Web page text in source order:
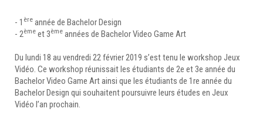
- 1 ère année de Bachelor Design
- 2ème et 3ème années de Bachelor Video Game Art
Du lundi 18 au vendredi 22 février 2019 s’est tenu le workshop Jeux
Vidéo. Ce workshop réunissait les étudiants de 2e et 3e année du
Bachelor Video Game Art ainsi que les étudiants de 1re année du
Bachelor Design qui souhaitent poursuivre leurs études en Jeux
Vidéo l’an prochain.